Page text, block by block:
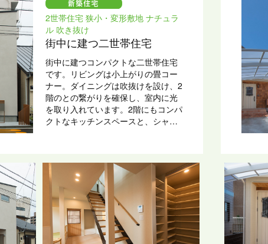
2世帯住宅 狭小・変形敷地 ナチュラ
ル 吹き抜け
街中に建つ二世帯住宅
街中に建つコンパクトな二世帯住宅
です。リビングは小上がりの畳コー
ナー。ダイニングは吹抜けを設け、2
階のとの繋がりを確保し、室内に光
を取り入れています。2階にもコンパ
クトなキッチンスペースと、シャワ